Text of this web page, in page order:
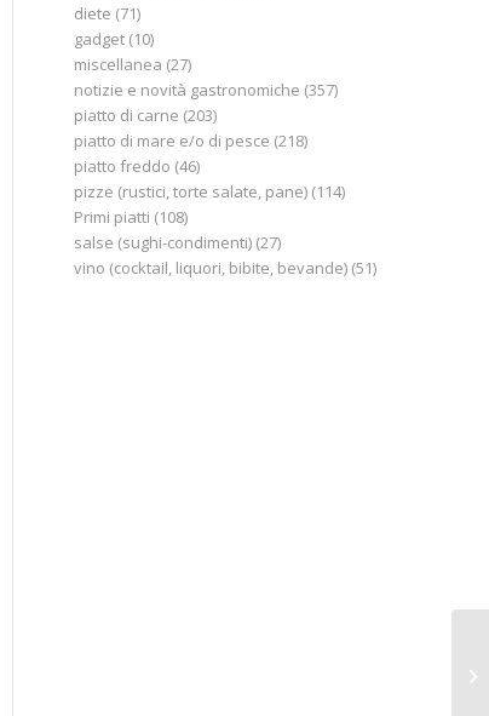
diete (71)
gadget (10)
miscellanea (27)
notizie e novità gastronomiche (357)
piatto di carne (203)
piatto di mare e/o di pesce (218)
piatto freddo (46)
pizze (rustici, torte salate, pane) (114)
Primi piatti (108)
salse (sughi-condimenti) (27)
vino (cocktail, liquori, bibite, bevande) (51)